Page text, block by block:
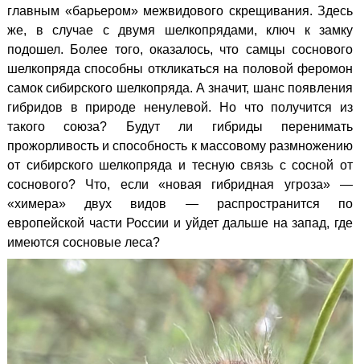
главным «барьером» межвидового скрещивания. Здесь
же, в случае с двумя шелкопрядами, ключ к замку
подошел. Более того, оказалось, что самцы соснового
шелкопряда способны откликаться на половой феромон
самок сибирского шелкопряда. А значит, шанс появления
гибридов в природе ненулевой. Но что получится из
такого союза? Будут ли гибриды перенимать
прожорливость и способность к массовому размножению
от сибирского шелкопряда и тесную связь с сосной от
соснового? Что, если «новая гибридная угроза» —
«химера» двух видов — распространится по
европейской части России и уйдет дальше на запад, где
имеются сосновые леса?